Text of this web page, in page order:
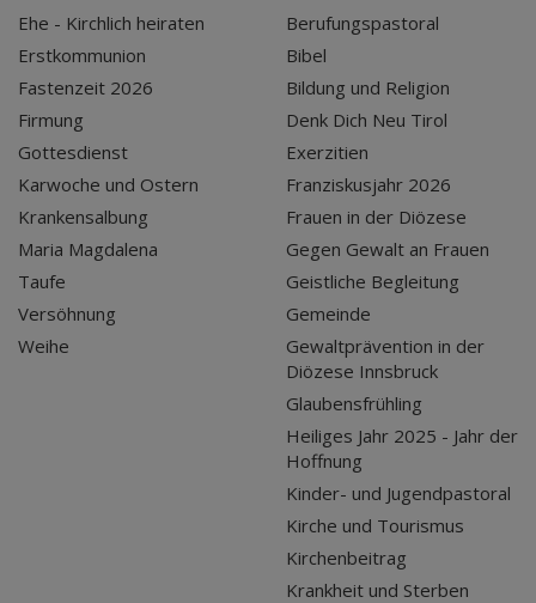
Ehe - Kirchlich heiraten
Erstkommunion
Fastenzeit 2026
Firmung
Gottesdienst
Karwoche und Ostern
Krankensalbung
Maria Magdalena
Taufe
Versöhnung
Weihe
Berufungspastoral
Bibel
Bildung und Religion
Denk Dich Neu Tirol
Exerzitien
Franziskusjahr 2026
Frauen in der Diözese
Gegen Gewalt an Frauen
Geistliche Begleitung
Gemeinde
Gewaltprävention in der
Diözese Innsbruck
Glaubensfrühling
Heiliges Jahr 2025 - Jahr der
Hoffnung
Kinder- und Jugendpastoral
Kirche und Tourismus
Kirchenbeitrag
Krankheit und Sterben